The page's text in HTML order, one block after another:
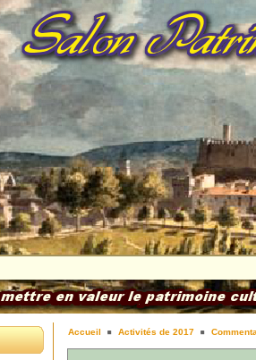
Accueil Activités de 2017